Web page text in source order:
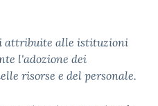
attribuite alle istituzioni
l'adozione dei
risorse e del personale.